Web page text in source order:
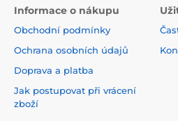
Použitá tisková metoda je
přísné normy a mají VOC i
certifikaci. Navíc jsou bez
Informace o nákupu
Obchodní podmínky
Ochrana osobních údajů
Doprava a platba
Jak postupovat při vrácení
zboží